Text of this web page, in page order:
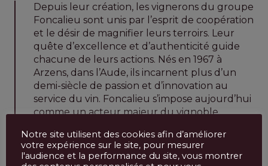
Depuis leur création, les vignerons du groupe
Foncalieu sont unis par l’esprit de coopération
et le désir de magnifier leurs terroirs. Leur
quête d’excellence et d’authenticité guide
chacune de leurs actions. Nés en 1967 à
Arzens, dans l’Aude, ils incarnent plus d’un
demi-siècle de passion et d’innovation au
service du vin. Foncalieu s’impose aujourd’hui
comme un acteur majeur du vignoble
ambition : faire rayonner l’histoire collective et
le savoir-faire des coopérateurs. L’union est
Notre site utilisent des cookies afin d’améliorer
votre expérience sur le site, pour mesurer
l'audience et la performance du site, vous montrer